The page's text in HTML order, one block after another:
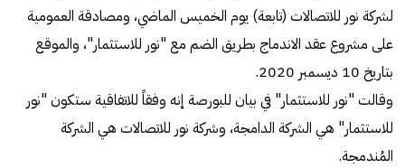
لشركة نور للاتصالات (تابعة) يوم الخميس الماضي، ومصادقة العمومية
على مشروع عقد الاندماج بطريق الضم مع "نور للاستثمار"، والموقع
بتاريخ 10 ديسمبر 2020.
وقالت "نور للاستثمار" في بيان للبورصة إنه وفقاً للاتفاقية ستكون "نور
للاستثمار" هي الشركة الدامجة، وشركة نور للاتصالات هي الشركة
المُندمجة.